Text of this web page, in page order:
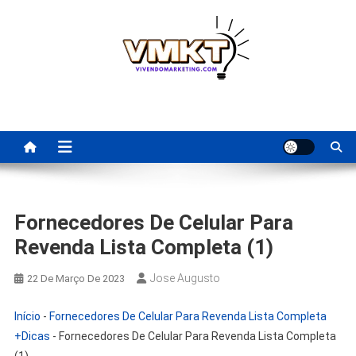
Para Revenda | Vivendo
Marketing
Fornecedores De Celular Para
Revenda Lista Completa (1)
22 De Março De 2023 Jose Augusto
Início - Fornecedores De Celular Para Revenda Lista Completa
+Dicas - Fornecedores De Celular Para Revenda Lista Completa